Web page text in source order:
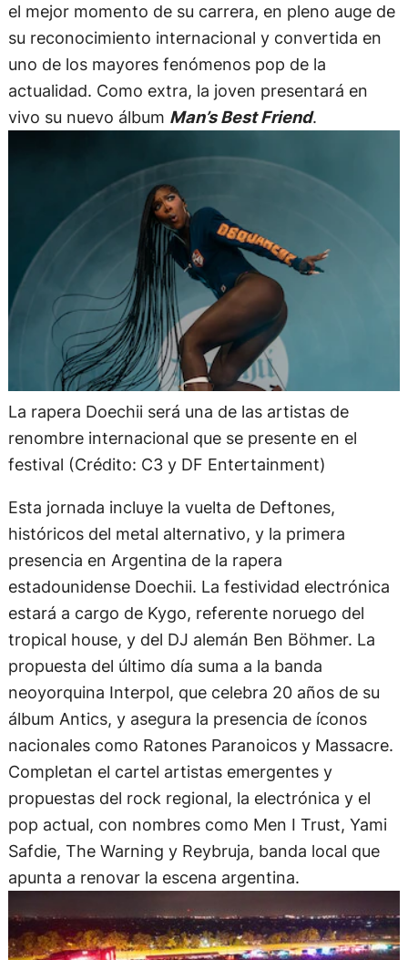
el mejor momento de su carrera, en pleno auge de
su reconocimiento internacional y convertida en
uno de los mayores fenómenos pop de la
actualidad. Como extra, la joven presentará en
vivo su nuevo álbum Man’s Best Friend.
La rapera Doechii será una de las artistas de
renombre internacional que se presente en el
festival (Crédito: C3 y DF Entertainment)
Esta jornada incluye la vuelta de Deftones,
históricos del metal alternativo, y la primera
presencia en Argentina de la rapera
estadounidense Doechii. La festividad electrónica
estará a cargo de Kygo, referente noruego del
tropical house, y del DJ alemán Ben Böhmer. La
propuesta del último día suma a la banda
neoyorquina Interpol, que celebra 20 años de su
álbum Antics, y asegura la presencia de íconos
nacionales como Ratones Paranoicos y Massacre.
Completan el cartel artistas emergentes y
propuestas del rock regional, la electrónica y el
pop actual, con nombres como Men I Trust, Yami
Safdie, The Warning y Reybruja, banda local que
apunta a renovar la escena argentina.